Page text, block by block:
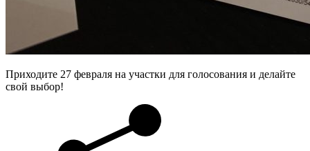
Приходите 27 февраля на участки для голосования и делайте
свой выбор!